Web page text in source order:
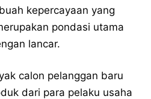
kepercayaan yang
pondasi utama
lancar.
calon pelanggan baru
dari para pelaku usaha